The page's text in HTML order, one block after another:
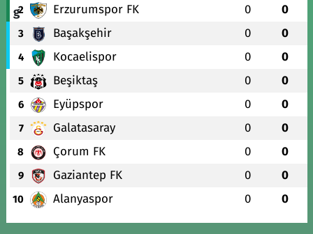
2 Erzurumspor FK 0 0
3 Başakşehir 0 0
4 Kocaelispor 0 0
5 Beşiktaş 0 0
6 Eyüpspor 0 0
7 Galatasaray 0 0
8 Çorum FK 0 0
9 Gaziantep FK 0 0
10 Alanyaspor 0 0